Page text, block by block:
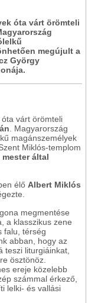
óta várt örömteli
megújult a
György
várt örömteli
. Magyarország
magánszemélyek
Miklós-templom
által
élő Albert Miklós
megmentése
a klasszikus zene
falu, térség
abban, hogy az
teszi liturgiáinkat,
ösztönöz.
ereje közelebb
számmal érkező,
lelki- és vallási